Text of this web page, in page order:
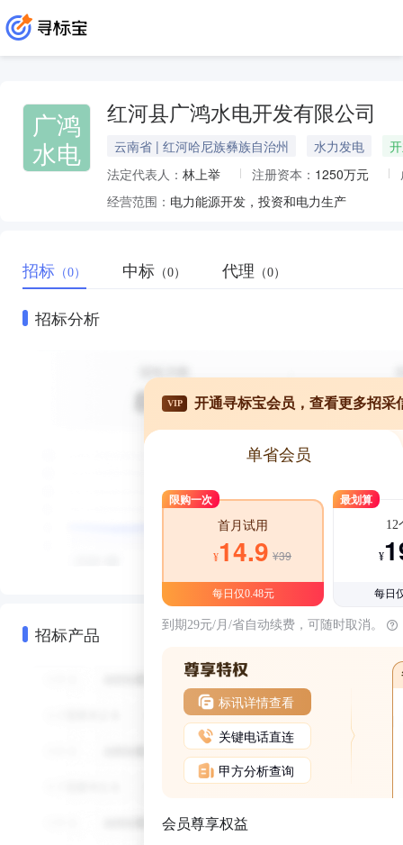
广鸿
水电
红河县广鸿水电开发有限公司
云南省 | 红河哈尼族彝族自治州 水力发电
法定代表人： 林上举 注册资本： 1250万元
经营范围： 电力能源开发，投资和电力生产
招标 （0） 中标 （0） 代理 （0）
招标分析
招标产品
VIP 开通寻标宝会员，查看更多招采
单省会员
限购一次
首月试用
¥14.9 ¥39
每日仅0.48元
最划算
12
¥
每日
到期29元/月/省自动续费，可随时取消。
标讯详情查看
关键电话直连
甲方分析查询
会员尊享权益